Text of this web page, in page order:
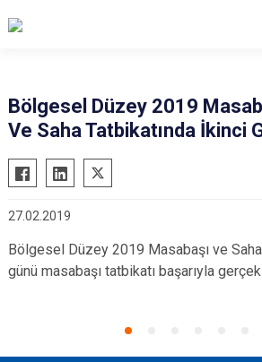
Bölgesel Düzey 2019
Ve Saha Tatbikatında İkinci
27.02.2019
Bölgesel Düzey 2019 Masabaşı ve Saha
günü masabaşı tatbikatı başarıyla